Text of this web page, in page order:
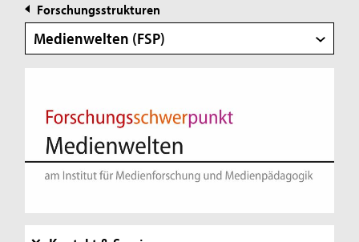
Forschungsstrukturen
Medienwelten (FSP)